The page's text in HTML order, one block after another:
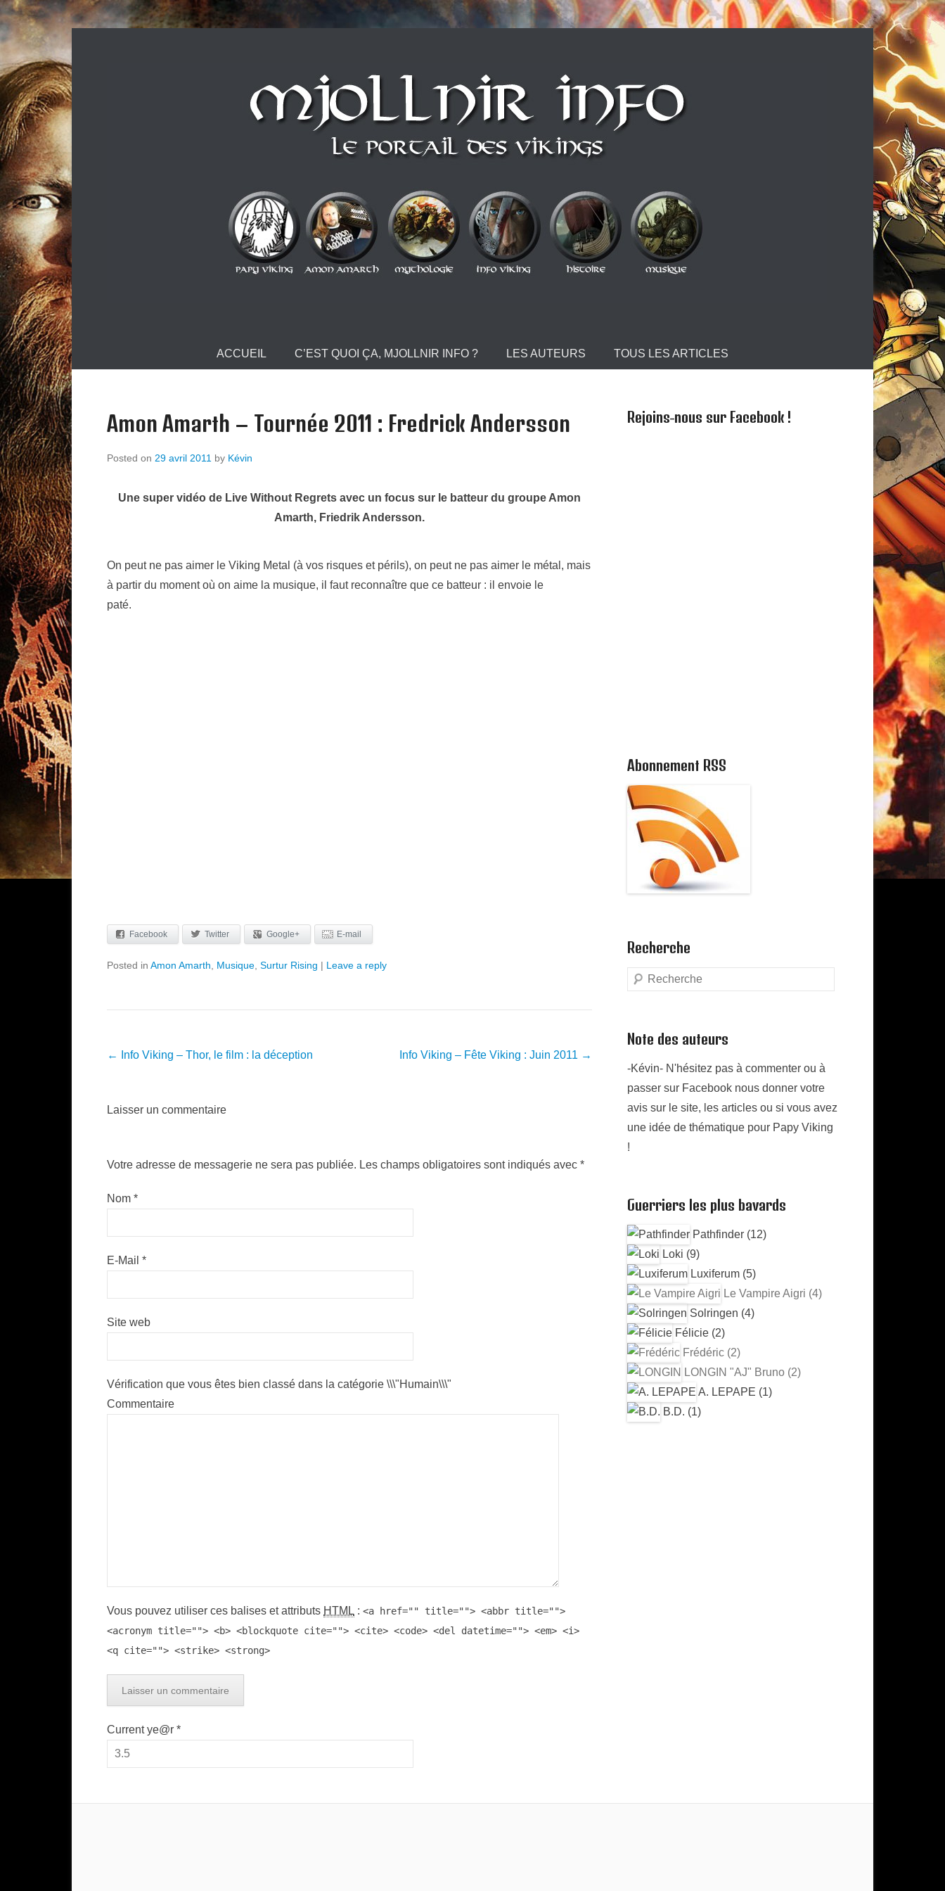
Musique métal et culture scandinave, le tout dans un style Berzerker ! Alors si vous vous sentez une âme de redresseur de Thor aux cheveux longs et à la guitare électrique, ce blog est fait pour vous !
ACCUEIL C’EST QUOI ÇA, MJOLLNIR INFO ? LES AUTEURS TOUS LES ARTICLES
Amon Amarth – Tournée 2011 : Fredrick Andersson
Posted on 29 avril 2011 by Kévin
Une super vidéo de Live Without Regrets avec un focus sur le batteur du groupe Amon
Amarth, Friedrik Andersson.
On peut ne pas aimer le Viking Metal (à vos risques et périls), on peut ne pas aimer le métal, mais
à partir du moment où on aime la musique, il faut reconnaître que ce batteur : il envoie le
paté.
Facebook Twitter Google+ E-mail
Posted in Amon Amarth Musique Surtur Rising | Leave a reply
Post navigation
← Info Viking – Thor, le film : la déception Info Viking – Fête Viking : Juin 2011 →
Laisser un commentaire
Votre adresse de messagerie ne sera pas publiée. Les champs obligatoires sont indiqués avec *
Nom *
E-Mail *
Site web
Vérification que vous êtes bien classé dans la catégorie \\\"Humain\\\"
Commentaire
Vous pouvez utiliser ces balises et attributs HTML : <a href="" title=""> <abbr title="">
<acronym title=""> <b> <blockquote cite=""> <cite> <code> <del datetime=""> <em> <i>
<q cite=""> <strike> <strong>
Current ye@r *
Rejoins-nous sur Facebook !
Abonnement RSS
Recherche
Search
Note des auteurs
-Kévin- N'hésitez pas à commenter ou à
passer sur Facebook nous donner votre
avis sur le site, les articles ou si vous avez
une idée de thématique pour Papy Viking
!
Guerriers les plus bavards
Pathfinder (12)
Loki (9)
Luxiferum (5)
Le Vampire Aigri (4)
Solringen (4)
Félicie (2)
Frédéric (2)
LONGIN "AJ" Bruno (2)
A. LEPAPE (1)
B.D. (1)